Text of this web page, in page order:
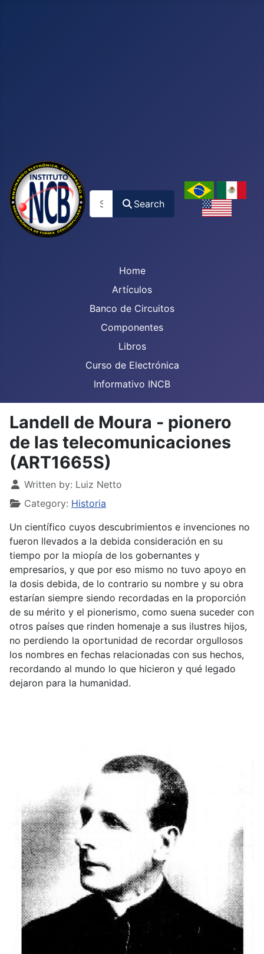
Search
Home
Artículos
Banco de Circuitos
Componentes
Libros
Curso de Electrónica
Informativo INCB
Landell de Moura - pionero
de las telecomunicaciones
(ART1665S)
Details
Written by: Luiz Netto
Category: Historia
Un científico cuyos descubrimientos e invenciones no
fueron llevados a la debida consideración en su
tiempo por la miopía de los gobernantes y
empresarios, y que por eso mismo no tuvo apoyo en
la dosis debida, de lo contrario su nombre y su obra
estarían siempre siendo recordadas en la proporción
de su mérito y el pionerismo, como suena suceder con
otros países que rinden homenaje a sus ilustres hijos,
no perdiendo la oportunidad de recordar orgullosos
los nombres en fechas relacionadas con sus hechos,
recordando al mundo lo que hicieron y qué legado
dejaron para la humanidad.